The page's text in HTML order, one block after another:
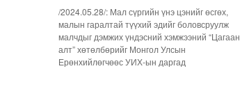
/2024.05.28/: Мал сүргийн үнэ цэнийг өсгөх,
малын гаралтай түүхий эдийг боловсруулж
малчдыг дэмжих үндэсний хэмжээний “Цагаан
алт” хөтөлбөрийг Монгол Улсын
Ерөнхийлөгчөөс УИХ-ын даргад